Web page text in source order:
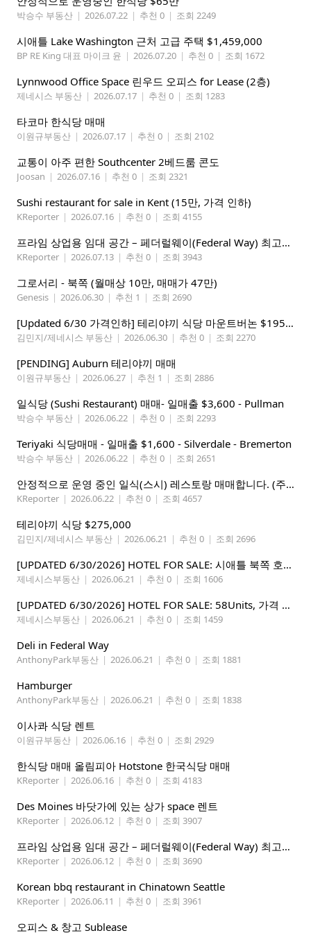
박승수 부동산 | 2026.07.22 | 추천 0 | 조회 2249
시애틀 Lake Washington 근처 고급 주택 $1,459,000
BP RE King 대표 마이크 윤 | 2026.07.20 | 추천 0 | 조회 1672
Lynnwood Office Space 린우드 오피스 for Lease (2층)
제네시스 부동산 | 2026.07.17 | 추천 0 | 조회 1283
타코마 한식당 매매
이원규부동산 | 2026.07.17 | 추천 0 | 조회 2102
교통이 아주 편한 Southcenter 2베드룸 콘도
Joosan | 2026.07.16 | 추천 0 | 조회 2321
Sushi restaurant for sale in Kent (15만, 가격 인하)
KReporter | 2026.07.16 | 추천 0 | 조회 4155
프라임 상업용 임대 공간 – 페더럴웨이(Federal Way) 최고의 가시성 입지
KReporter | 2026.07.13 | 추천 0 | 조회 3943
그로서리 - 북쪽 (월매상 10만, 매매가 47만)
Genesis | 2026.06.30 | 추천 1 | 조회 2690
[Updated 6/30 가격인하] 테리야끼 식당 마운트버논 $195,000
김민지/제네시스 부동산 | 2026.06.30 | 추천 0 | 조회 2270
[PENDING] Auburn 테리야끼 매매
이원규부동산 | 2026.06.27 | 추천 1 | 조회 2886
일식당 (Sushi Restaurant) 매매- 일매출 $3,600 - Pullman
박승수 부동산 | 2026.06.22 | 추천 0 | 조회 2293
Teriyaki 식당매매 - 일매출 $1,600 - Silverdale - Bremerton
박승수 부동산 | 2026.06.22 | 추천 0 | 조회 2651
안정적으로 운영 중인 일식(스시) 레스토랑 매매합니다. (주인없는 가게)
KReporter | 2026.06.22 | 추천 0 | 조회 4657
테리야끼 식당 $275,000
김민지/제네시스 부동산 | 2026.06.21 | 추천 0 | 조회 2696
[UPDATED 6/30/2026] HOTEL FOR SALE: 시애틀 북쪽 호텔 – 연매상 200만불, 순수입 80만불, 핵심 입지
제네시스부동산 | 2026.06.21 | 추천 0 | 조회 1606
[UPDATED 6/30/2026] HOTEL FOR SALE: 58Units, 가격 295만불, 연매상 135만불
제네시스부동산 | 2026.06.21 | 추천 0 | 조회 1459
Deli in Federal Way
AnthonyPark부동산 | 2026.06.21 | 추천 0 | 조회 1881
Hamburger
AnthonyPark부동산 | 2026.06.21 | 추천 0 | 조회 1838
이사콰 식당 렌트
이원규부동산 | 2026.06.16 | 추천 0 | 조회 2929
한식당 매매 올림피아 Hotstone 한국식당 매매
KReporter | 2026.06.16 | 추천 0 | 조회 4183
Des Moines 바닷가에 있는 상가 space 렌트
KReporter | 2026.06.12 | 추천 0 | 조회 3907
프라임 상업용 임대 공간 – 페더럴웨이(Federal Way) 최고의 가시성 입지
KReporter | 2026.06.12 | 추천 0 | 조회 3690
Korean bbq restaurant in Chinatown Seattle
KReporter | 2026.06.11 | 추천 0 | 조회 3961
오피스 & 창고 Sublease